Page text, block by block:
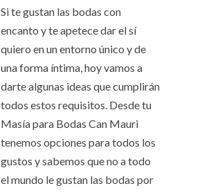
Si te gustan las bodas con
encanto y te apetece dar el sí
quiero en un entorno único y de
una forma íntima, hoy vamos a
darte algunas ideas que cumplirán
todos estos requisitos. Desde tu
Masía para Bodas Can Mauri
tenemos opciones para todos los
gustos y sabemos que no a todo
el mundo le gustan las bodas por